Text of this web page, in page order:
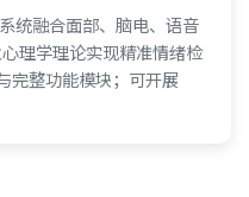
统融合面部、脑电、语音
理学理论实现精准情绪检
完整功能模块；可开展